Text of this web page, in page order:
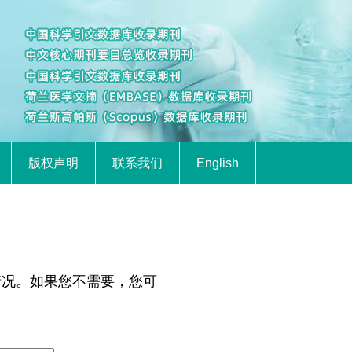
版权声明 联系我们 English
。如果您不需要，您可